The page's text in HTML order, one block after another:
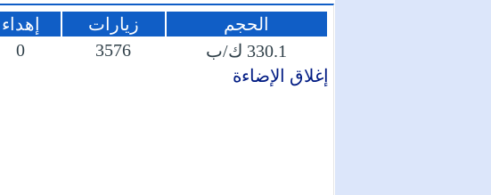
الحجم زيارات إهداء
330.1 ك/ب
3576
0
إغلاق الإضاءة